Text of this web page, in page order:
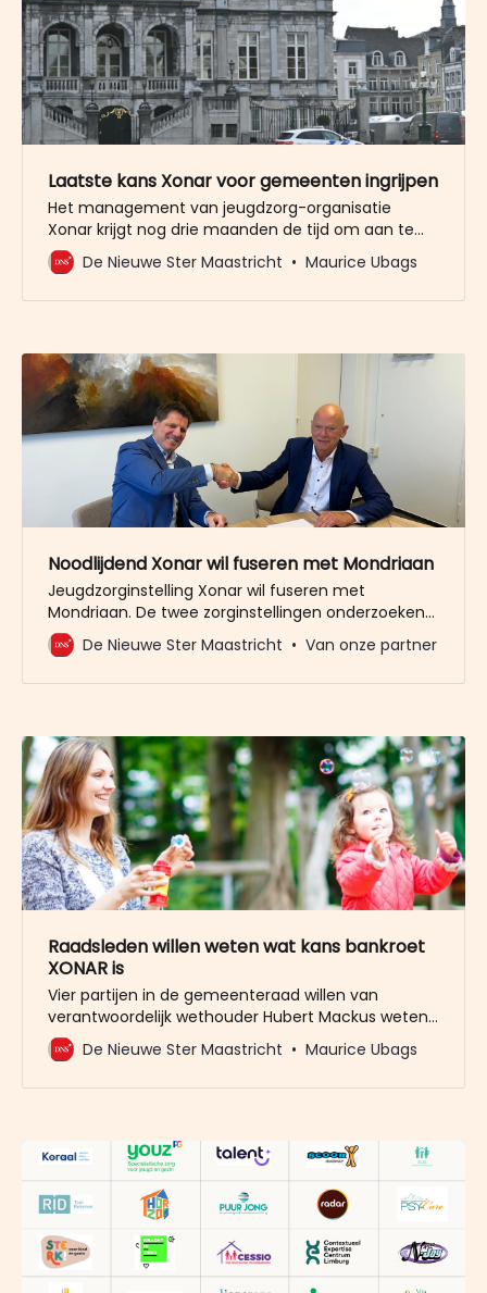
Laatste kans Xonar voor gemeenten ingrijpen
Het management van jeugdzorg-organisatie
Xonar krijgt nog drie maanden de tijd om aan te
tonen dat ze het bedrijf uit de financiële
gevarenzone kunnen loodsen. De gemeente
De Nieuwe Ster Maastricht Maurice Ubags
Noodlijdend Xonar wil fuseren met Mondriaan
Jeugdzorginstelling Xonar wil fuseren met
Mondriaan. De twee zorginstellingen onderzoeken
de komende maanden of een fusie haalbaar is.
Een eerdere poging van Xonar om samen te gaan
gered te worden.
De Nieuwe Ster Maastricht Van onze partner
Raadsleden willen weten wat kans bankroet
XONAR is
Vier partijen in de gemeenteraad willen van
verantwoordelijk wethouder Hubert Mackus weten
hoe groot de kans is dat jeugdzorginstelling XONAR
failliet gaat, al dan niet gecontroleerd. “Ondanks
De Nieuwe Ster Maastricht Maurice Ubags